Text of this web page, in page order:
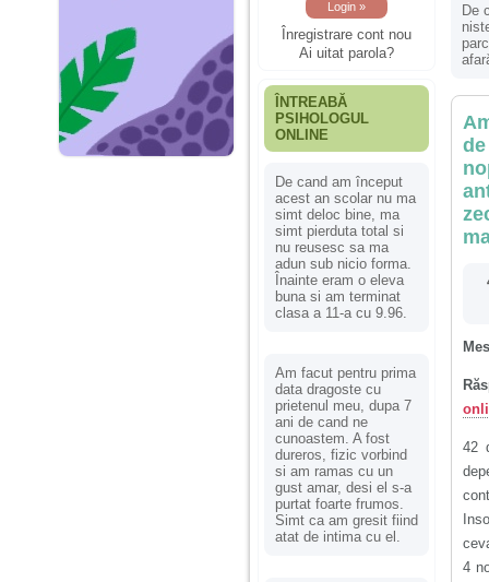
Înregistrare cont nou
Ai uitat parola?
ÎNTREABĂ
PSIHOLOGUL
ONLINE
De cand am început
acest an scolar nu ma
simt deloc bine, ma
simt pierduta total si
nu reusesc sa ma
adun sub nicio forma.
Înainte eram o eleva
buna si am terminat
clasa a 11-a cu 9.96.
Am facut pentru prima
data dragoste cu
prietenul meu, dupa 7
ani de cand ne
cunoastem. A fost
dureros, fizic vorbind
si am ramas cu un
gust amar, desi el s-a
purtat foarte frumos.
Simt ca am gresit fiind
atat de intima cu el.
De
42
4